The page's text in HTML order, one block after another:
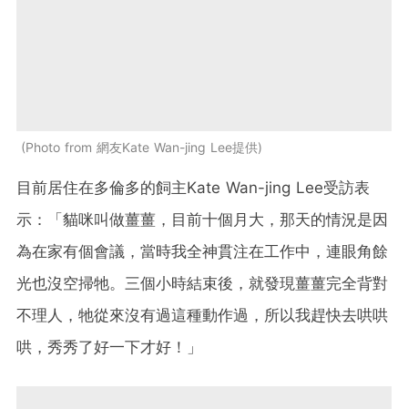
Photo from 網友Kate Wan-jing Lee提供
目前居住在多倫多的飼主Kate Wan-jing Lee受訪表
示：「貓咪叫做薑薑，目前十個月大，那天的情況是因
為在家有個會議，當時我全神貫注在工作中，連眼角餘
光也沒空掃牠。三個小時結束後，就發現薑薑完全背對
不理人，牠從來沒有過這種動作過，所以我趕快去哄哄
哄，秀秀了好一下才好！」